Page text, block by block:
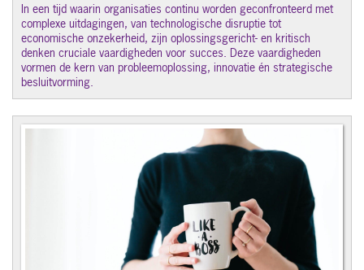
In een tijd waarin organisaties continu worden geconfronteerd met
complexe uitdagingen, van technologische disruptie tot
economische onzekerheid, zijn oplossingsgericht- en kritisch
denken cruciale vaardigheden voor succes. Deze vaardigheden
vormen de kern van probleemoplossing, innovatie én strategische
besluitvorming.